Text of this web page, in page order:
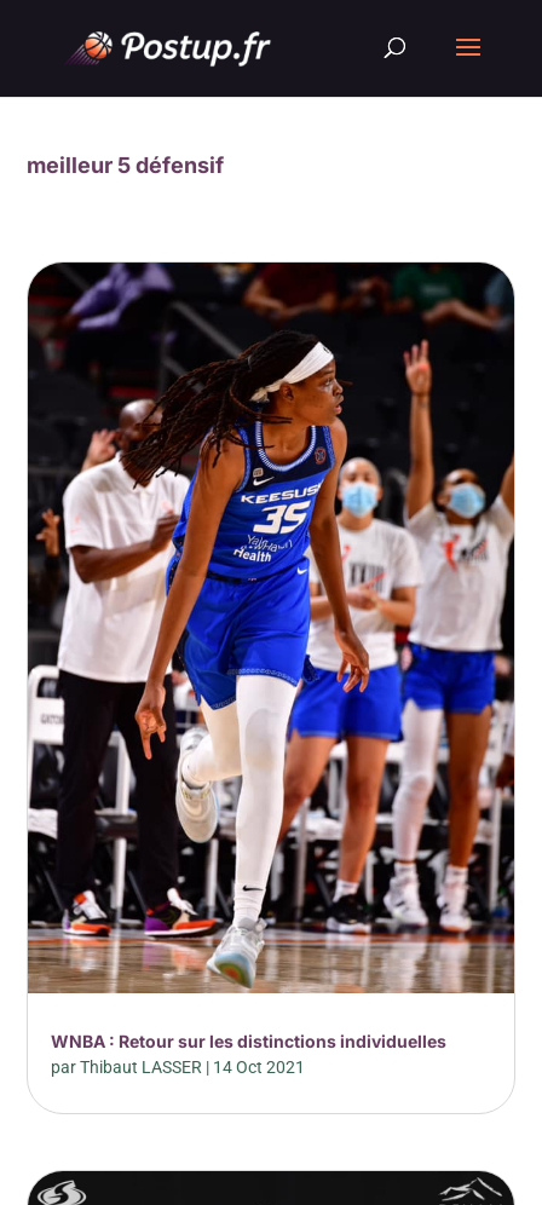
meilleur 5 défensif
WNBA : Retour sur les distinctions individuelles
parThibaut LASSER | 14 Oct 2021